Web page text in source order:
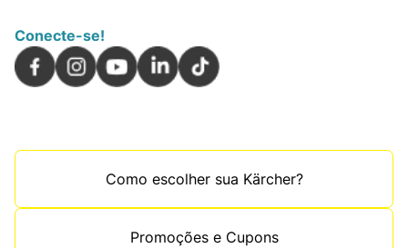
Conecte-se!
Como escolher sua Kärcher?
Promoções e Cupons